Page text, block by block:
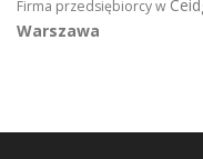
Firma przedsiębiorcy w
Warszawa